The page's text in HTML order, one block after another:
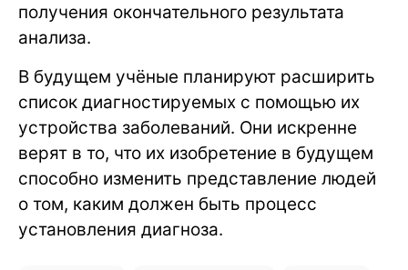
получения окончательного результата
анализа.
В будущем учёные планируют расширить
список диагностируемых с помощью их
устройства заболеваний. Они искренне
верят в то, что их изобретение в будущем
способно изменить представление людей
о том, каким должен быть процесс
установления диагноза.